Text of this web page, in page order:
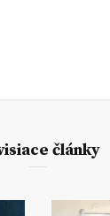
články